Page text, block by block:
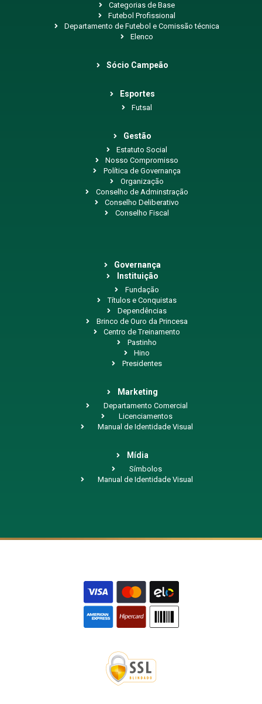
Categorias de Base
Futebol Profissional
Departamento de Futebol e Comissão técnica
Elenco
Sócio Campeão
Esportes
Futsal
Gestão
Estatuto Social
Nosso Compromisso
Política de Governança
Organização
Conselho de Adminstração
Conselho Deliberativo
Conselho Fiscal
Governança
Instituição
Fundação
Títulos e Conquistas
Dependências
Brinco de Ouro da Princesa
Centro de Treinamento
Pastinho
Hino
Presidentes
Marketing
Departamento Comercial
Licenciamentos
Manual de Identidade Visual
Mídia
Símbolos
Manual de Identidade Visual